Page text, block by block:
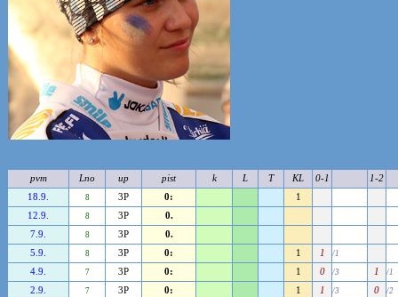
pvm Lno up pist k L T KL 0-1
1-2
18.9.
8 3P 0:
1
12.9.
8 3P
0.
7.9.
8 3P
0.
5.9.
8 3P 0: 1 1 /1
4.9. 7 3P 0: 1 0 /3 1 /1
2.9. 7 3P 0: 1 1 /3 0 /2